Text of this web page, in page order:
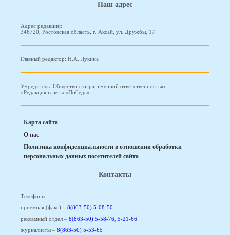
Наш адрес
Адрес редакции:
346720, Ростовская область, г. Аксай, ул. Дружбы, 17
Главный редактор: Н.А. Лукина
Учредитель: Общество с ограниченной ответственностью
«Редакция газеты «Победа»
Карта сайта
О нас
Политика конфиденциальности в отношении обработки
персональных данных посетителей сайта
Контакты
Телефоны:
приемная (факс) – 8(863-50) 5-08-50
рекламный отдел – 8(863-50) 5-58-76 5-21-66
журналисты – 8(863-50) 5-53-65